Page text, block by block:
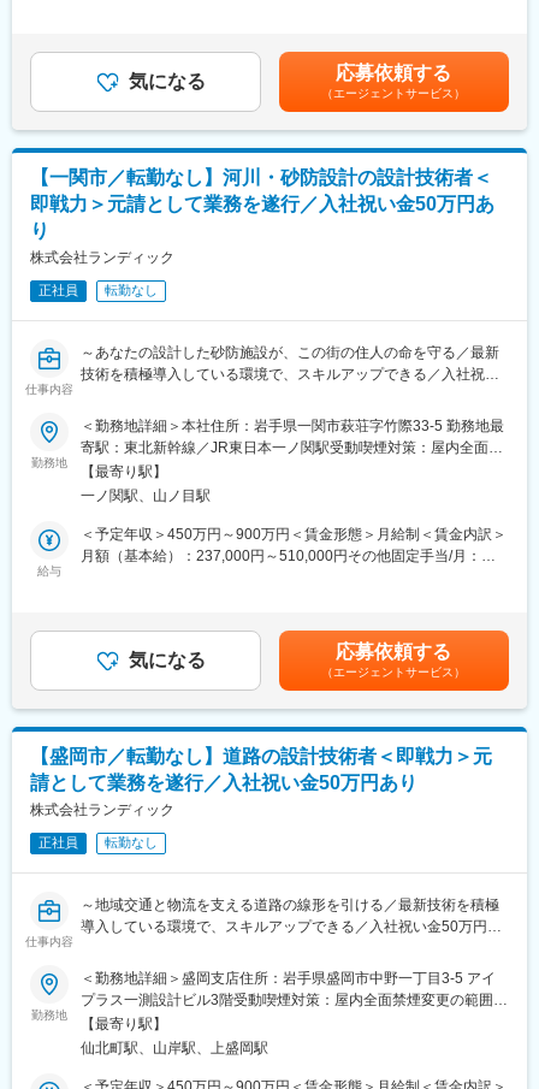
■キャリアパス（一例）：
入社→担当技術者（地質・土質調査実務）→主任技術者・管理技
術者（地質調査技士・RCCM）→部門長
※技術スペシャリストとしてのキャリアも選択可能です。
■当社の特徴：
ランディックは創業50周年を迎え、測量・地質調査・建設コンサ
に支える技術者集団です。UAV・3次元モデル・CIMへの対応な
ど、「新しい技術を現場で使い切る」ことを重視しています。
■ランドワークGについて：
ランドワークグループは、建設コンサルタント事業をはじめ、墓
石小売、不動産、建築石材、貿易など多角的に展開する企業グル
変更の範囲：会社の定める業務
■業務内容：
公共事業における測量業務全般をお任せします。
◇路線測量、河川測量、道路・橋梁・砂防関連の現地測量
◇用地測量、境界確認、用地幅杭設置、土地調書・用地図等の作
◇３Dレーザースキャナー、UAVを活用した測量・点群データ処
◇測量成果、図面、数量資料、報告書の作成
◇後進技術者の指導・育成
◇元請として発注者と直接折衝するため、現場起点で社会インフ
ラ整備に貢献できます
◇道路・橋梁・河川砂防など、地域の暮らしを支える公共案件に
携われます
ップが叶う環境です
※技術スペシャリストとしてのキャリアも選択可能です。
ルタント・補償コンサルタント・GIS分野までインフラをトータル
に支える技術者集団です。UAV・3次元モデル・CIMへの対応な
ど、「新しい技術を現場で使い切る」ことを重視しています。
■ランドワークGについて：
ランドワークグループは、建設コンサルタント事業をはじめ、墓
石小売、不動産、建築石材、貿易など多角的に展開する企業グル
ープです。
東北を中心に15社が連携し、技術・ノウハウを共有しています
その他固定手当：・住宅手当8,000円～20,000円・資格手当5,000
円～20,000円賃金はあくまでも目安の金額であり、選考を通じて
上下する可能性があります。月給(月額)は固定手当を含めた表記で
す。
気になる 応募依頼する
（エージェントサービス）
【一関市／転勤なし】河川・砂防設計の設計技術者＜
即戦力＞元請として業務を遂行／入社祝い金50万円あ
り
株式会社ランディック
正社員 転勤なし
仕事内容
～あなたの設計した砂防施設が、この街の住人の命を守る／最新
技術を積極導入している環境で、スキルアップできる／入社祝い
■ポジションの魅力：
◎入社祝い金50万円あり
◎3Dレーザースキャナー・UAV測量・BIM/CIM、生成AI活用等の
最新技術を推進中
◎年間休日125日・月平均残業15時間。暮らしと仕事の両立を実
現
◎技術士・RCCM保有者が多数在籍と、切磋琢磨できる技術者集
場環境
■業務内容：
◇河道計画・河川改修計画の策定
◇堤防設計・護岸設計
◇水理解析・氾濫解析
◇砂防全体計画の策定
◇砂防施設（堰堤、渓流保全工等）の設計
◇発注者（国交省・県・市町村）との技術協議
◇成果品の品質管理・照査
■ポジションの魅力：
◇元請として発注者と直接折衝するため、自分の名前で仕事がで
きる環境です
勤務地
＜勤務地詳細＞本社住所：岩手県一関市萩荘字竹際33-5 勤務地最
寄駅：東北新幹線／JR東日本一ノ関駅受動喫煙対策：屋内全面禁
煙変更の範囲：会社の定める事業所
【最寄り駅】
一ノ関駅、山ノ目駅
給与
＜予定年収＞450万円～900万円＜賃金形態＞月給制＜賃金内訳＞
月額（基本給）：237,000円～510,000円その他固定手当/月：
その他固定手当：・住宅手当8,000円～20,000円・資格手当5,000
円～20,000円賃金はあくまでも目安の金額であり、選考を通じて
上下する可能性があります。月給(月額)は固定手当を含めた表記で
す。
気になる 応募依頼する
（エージェントサービス）
【盛岡市／転勤なし】道路の設計技術者＜即戦力＞元
請として業務を遂行／入社祝い金50万円あり
株式会社ランディック
正社員 転勤なし
仕事内容
～地域交通と物流を支える道路の線形を引ける／最新技術を積極
導入している環境で、スキルアップできる／入社祝い金50万円あ
■ポジションの魅力：
◎入社祝い金50万円あり
◎3Dレーザースキャナー・UAV測量・BIM/CIM、生成AI活用等の
最新技術を推進中
◎年間休日125日・月平均残業15時間。暮らしと仕事の両立を実
勤務地
＜勤務地詳細＞盛岡支店住所：岩手県盛岡市中野一丁目3-5 アイ
プラス一測設計ビル3階受動喫煙対策：屋内全面禁煙変更の範囲：
会社の定める事業所
【最寄り駅】
仙北町駅、山岸駅、上盛岡駅